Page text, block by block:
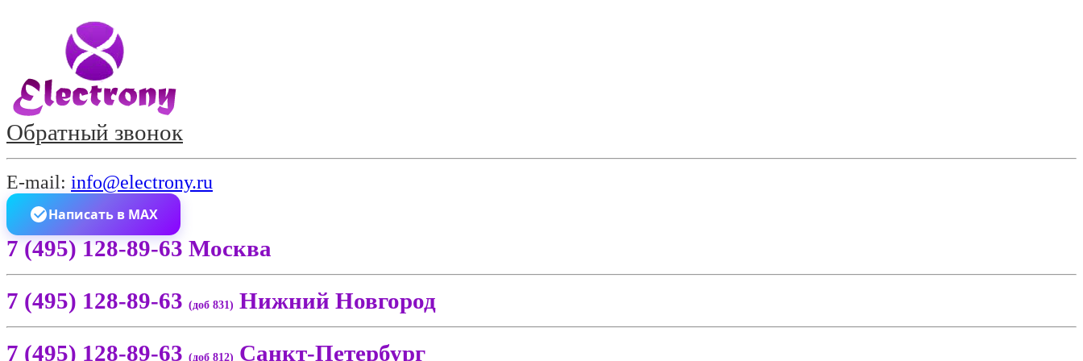
Обратный звонок
E-mail: info@electrony.ru
Написать в MAX
7 (495) 128-89-63 Москва
7 (495) 128-89-63 (доб 831) Нижний Новгород
7 (495) 128-89-63 (доб 812) Санкт-Петербург